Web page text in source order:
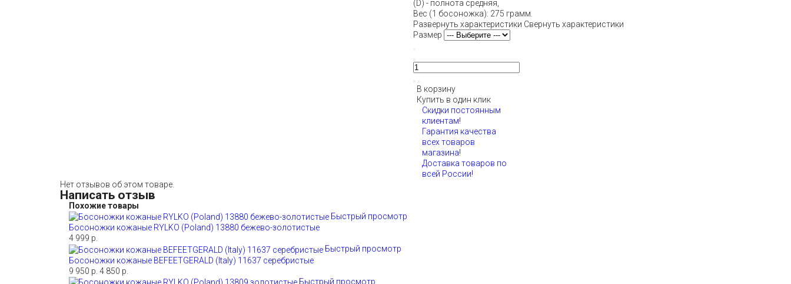
(D) - полнота средняя,
Вес (1 босоножка): 275 грамм.
Развернуть характеристики Свернуть характеристики
Размер
В корзину
Купить в один клик
Скидки постоянным
клиентам!
Гарантия качества
всех товаров
магазина!
Доставка товаров по
всей России!
Нет отзывов об этом товаре.
Написать отзыв
Похожие товары
Быстрый просмотр
Босоножки кожаные RYLKO (Poland) 13880 бежево-золотистые
4 999 р.
Быстрый просмотр
Босоножки кожаные BEFEETGERALD (Italy) 11637 серебристые
9 950 р. 4 850 р.
Быстрый просмотр